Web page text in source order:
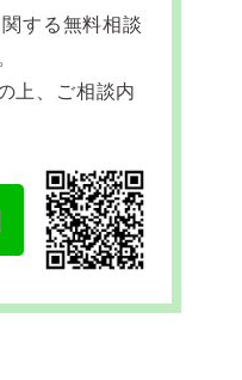
する無料相談
上、ご相談内